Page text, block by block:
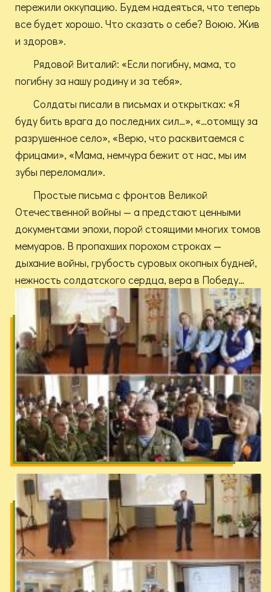
пережили оккупацию. Будем надеяться, что теперь
все будет хорошо. Что сказать о себе? Воюю. Жив
и здоров».
Рядовой Виталий: «Если погибну, мама, то
погибну за нашу родину и за тебя».
Солдаты писали в письмах и открытках: «Я
буду бить врага до последних сил…», «…отомщу за
разрушенное село», «Верю, что расквитаемся с
фрицами», «Мама, немчура бежит от нас, мы им
зубы переломали».
Простые письма с фронтов Великой
Отечественной войны — а предстают ценными
документами эпохи, порой стоящими многих томов
мемуаров. В пропахших порохом строках —
дыхание войны, грубость суровых окопных будней,
нежность солдатского сердца, вера в Победу…